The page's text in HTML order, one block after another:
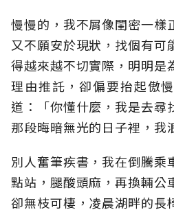
慢慢的，我不屑像閨密一樣
又不願安於現狀，找個有可
得越來越不切實際，明明是
理由推託，卻偏要抬起傲
道：「你懂什麼，我是去尋
那段晦暗無光的日子裡，我
別人奮筆疾書，我在倒騰乘
點站，腿酸頭麻，再換輛公
卻無枝可棲，凌晨湖畔的長